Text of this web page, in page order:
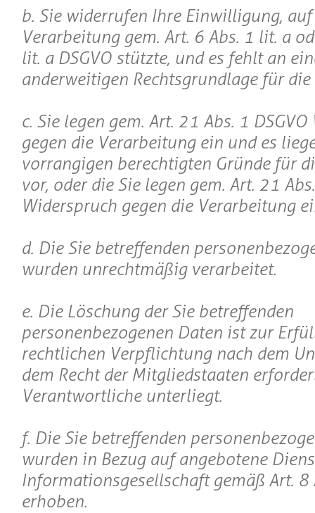
b. Sie widerrufen Ihre Einwilligung,
Verarbeitung gem. Art. 6 Abs. 1 lit. a
lit. a DSGVO stützte, und es fehlt an
anderweitigen Rechtsgrundlage für
c. Sie legen gem. Art. 21 Abs. 1
gegen die Verarbeitung ein und es
vorrangigen berechtigten Gründe für
vor, oder die Sie legen gem. Art. 21
Widerspruch gegen die Verarbeitung
d. Die Sie betreffenden
wurden unrechtmäßig verarbeitet.
e. Die Löschung der Sie betreffenden
personenbezogenen Daten ist zur
rechtlichen Verpflichtung nach dem
dem Recht der Mitgliedstaaten
Verantwortliche unterliegt.
f. Die Sie betreffenden
wurden in Bezug auf angebotene
Informationsgesellschaft gemäß Art. 8
erhoben.